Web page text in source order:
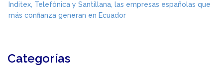
Inditex, Telefónica y Santillana, las empresas españolas que
más confianza generan en Ecuador
Categorías